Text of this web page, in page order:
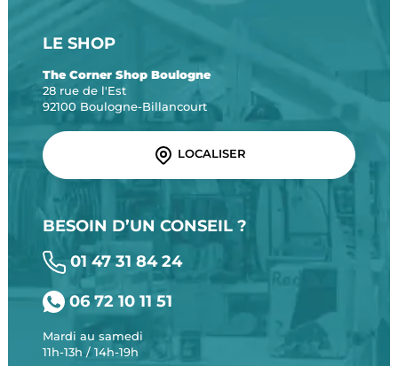
LE SHOP
The Corner Shop Boulogne
28 rue de l'Est
92100 Boulogne-Billancourt
LOCALISER
BESOIN D’UN CONSEIL ?
01 47 31 84 24
06 72 10 11 51
Mardi au samedi
11h-13h / 14h-19h